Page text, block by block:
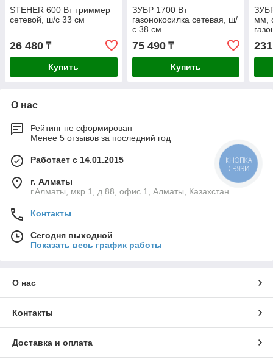
STEHER 600 Вт триммер
сетевой, ш/с 33 см
26 480 ₸
Купить
ЗУБР 1700 Вт
газонокосилка сетевая, ш/
с 38 см
75 490₸
Купить
мм,
О нас
Рейтинг не сформирован
Менее 5 отзывов за последний год
Работает с 14.01.2015
г. Алматы
г.Алматы, мкр.1, д.88, офис 1, Алматы, Казахстан
Контакты
Сегодня выходной
Показать весь график работы
О нас
Контакты
Доставка и оплата
КНОПКА
СВЯЗИ